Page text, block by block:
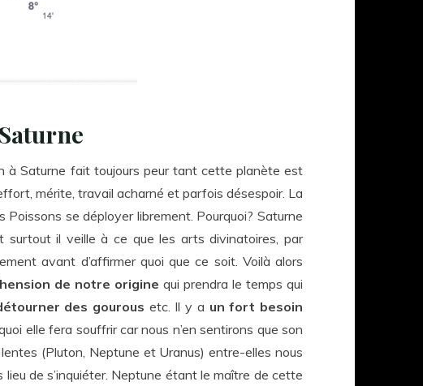
à Saturne fait toujours peur tant cette planète est
mérite, travail acharné et parfois désespoir. La
se déployer librement. Pourquoi? Saturne
surtout il veille à ce que les arts divinatoires, par
avant d’affirmer quoi que ce soit. Voilà alors
de notre origine qui prendra le temps qui
des gourous etc. Il y a un fort besoin
elle fera souffrir car nous n’en sentirons que son
(Pluton, Neptune et Uranus) entre-elles nous
lieu de s’inquiéter. Neptune étant le maître de cette